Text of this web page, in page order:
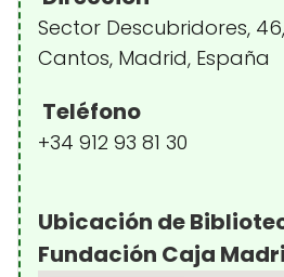
Sector Descubridores,
Cantos, Madrid, España
Teléfono
+34 912 93 81 30
Ubicación de
Fundación Caja